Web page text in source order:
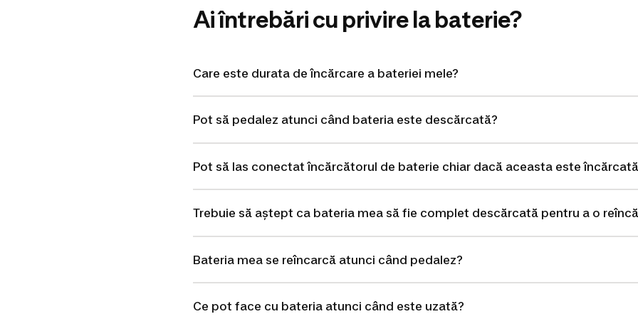
Ai întrebări cu privire la baterie?
Care este durata de încărcare a bateriei mele?
Pot să pedalez atunci când bateria este descărcată?
Pot să las conectat încărcătorul de baterie chiar dacă aceasta este
Trebuie să aștept ca bateria mea să fie complet descărcată pentru a o
Bateria mea se reîncarcă atunci când pedalez?
Ce pot face cu bateria atunci când este uzată?